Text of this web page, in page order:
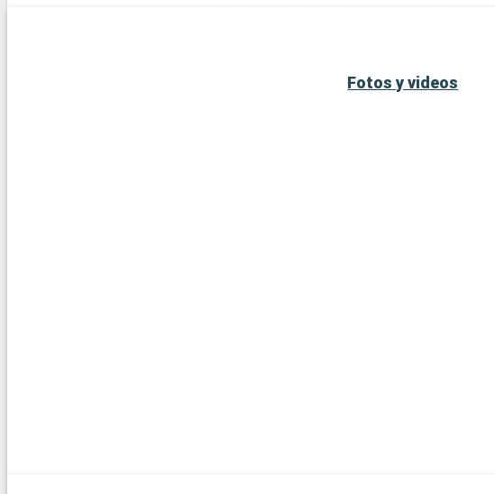
experiencia isleña, no se pierda la isla de Capri, a un corto trayecto en ferry, con
Fotos y videos